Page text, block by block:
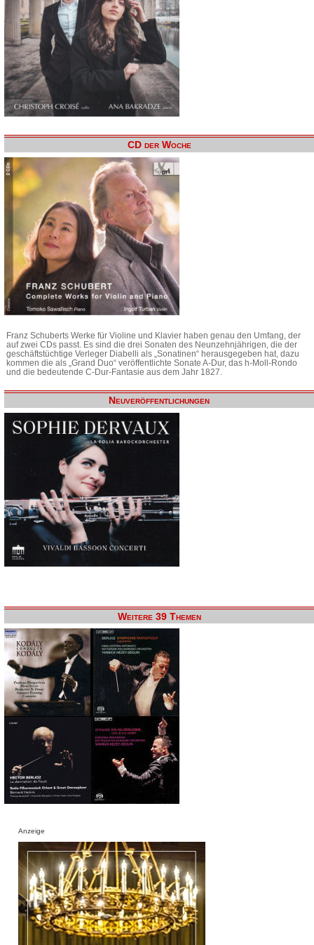
CD der Woche
Franz Schuberts Werke für Violine und Klavier haben genau den Umfang, der
auf zwei CDs passt. Es sind die drei Sonaten des Neunzehnjährigen, die der
geschäftstüchtige Verleger Diabelli als „Sonatinen“ herausgegeben hat, dazu
kommen die als „Grand Duo“ veröffentlichte Sonate A-Dur, das h-Moll-Rondo
und die bedeutende C-Dur-Fantasie aus dem Jahr 1827.
Neuveröffentlichungen
Weitere 39 Themen
Anzeige